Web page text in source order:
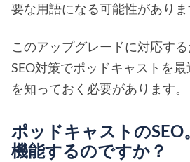
要な用語になる可能性がありま
このアップグレードに対応す
SEO対策でポッドキャストを
を知っておく必要があります。
ポッドキャストの
機能するのですか？